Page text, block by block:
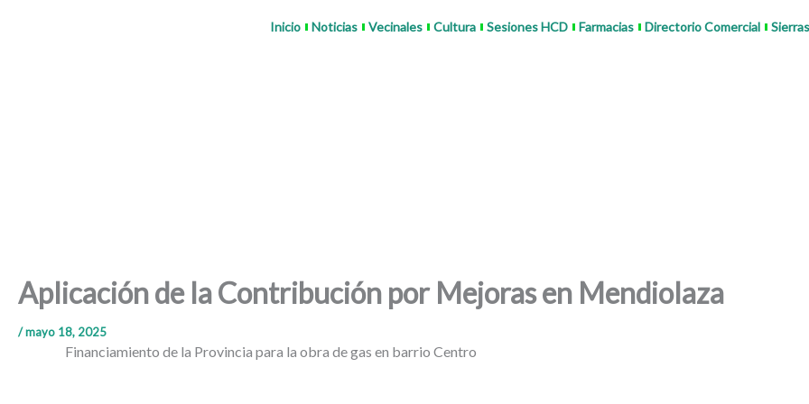
Inicio Noticias Vecinales Cultura Sesiones HCD Farmacias Directorio Comercial
Aplicación de la Contribución por Mejoras en Mendiolaza
/mayo 18, 2025
Financiamiento de la Provincia para la obra de gas en barrio Centro